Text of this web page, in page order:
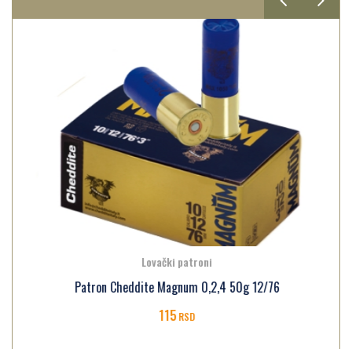
Lovački patroni
Patron Cheddite Magnum 0,2,4 50g 12/76
115RSD